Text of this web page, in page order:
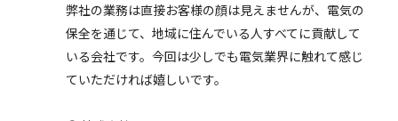
弊社の業務は直接お客様の顔は見えませんが、電気の
保全を通じて、地域に住んでいる人すべてに貢献して
いる会社です。今回は少しでも電気業界に触れて感じ
ていただければ嬉しいです。